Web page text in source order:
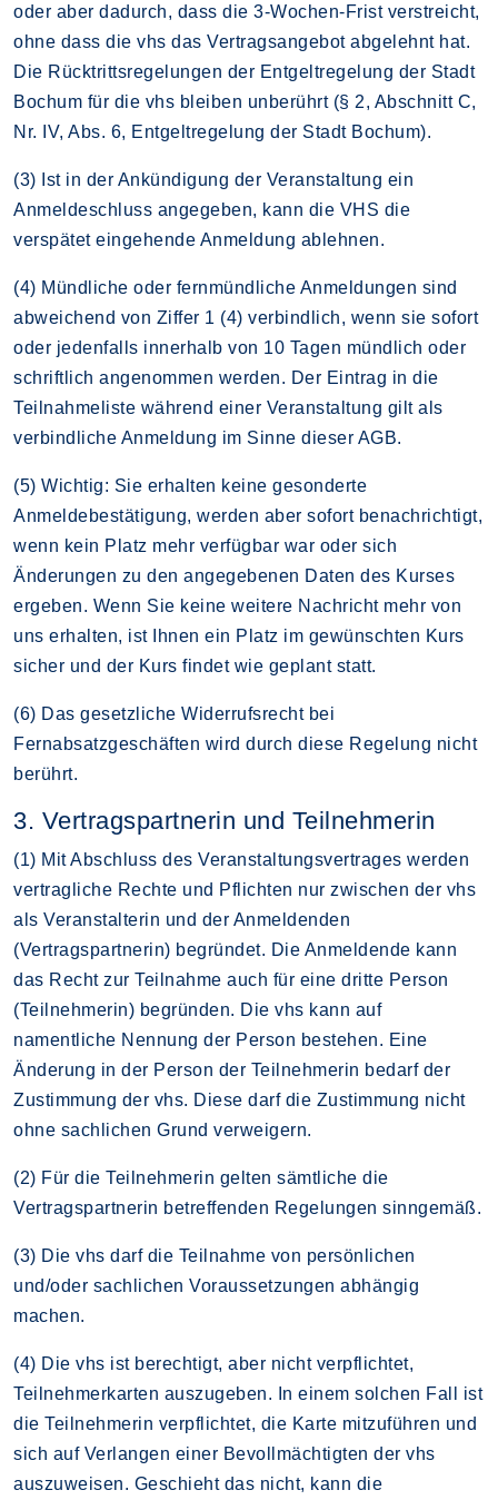
oder aber dadurch, dass die 3-Wochen-Frist verstreicht,
ohne dass die vhs das Vertragsangebot abgelehnt hat.
Die Rücktrittsregelungen der Entgeltregelung der Stadt
Bochum für die vhs bleiben unberührt (§ 2, Abschnitt C,
Nr. IV, Abs. 6, Entgeltregelung der Stadt Bochum).
(3) Ist in der Ankündigung der Veranstaltung ein
Anmeldeschluss angegeben, kann die VHS die
verspätet eingehende Anmeldung ablehnen.
(4) Mündliche oder fernmündliche Anmeldungen sind
abweichend von Ziffer 1 (4) verbindlich, wenn sie sofort
oder jedenfalls innerhalb von 10 Tagen mündlich oder
schriftlich angenommen werden. Der Eintrag in die
Teilnahmeliste während einer Veranstaltung gilt als
verbindliche Anmeldung im Sinne dieser AGB.
(5) Wichtig: Sie erhalten keine gesonderte
Anmeldebestätigung, werden aber sofort benachrichtigt,
wenn kein Platz mehr verfügbar war oder sich
Änderungen zu den angegebenen Daten des Kurses
ergeben. Wenn Sie keine weitere Nachricht mehr von
uns erhalten, ist Ihnen ein Platz im gewünschten Kurs
sicher und der Kurs findet wie geplant statt.
(6) Das gesetzliche Widerrufsrecht bei
Fernabsatzgeschäften wird durch diese Regelung nicht
berührt.
3. Vertragspartnerin und Teilnehmerin
(1) Mit Abschluss des Veranstaltungsvertrages werden
vertragliche Rechte und Pflichten nur zwischen der vhs
als Veranstalterin und der Anmeldenden
(Vertragspartnerin) begründet. Die Anmeldende kann
das Recht zur Teilnahme auch für eine dritte Person
(Teilnehmerin) begründen. Die vhs kann auf
namentliche Nennung der Person bestehen. Eine
Änderung in der Person der Teilnehmerin bedarf der
Zustimmung der vhs. Diese darf die Zustimmung nicht
ohne sachlichen Grund verweigern.
(2) Für die Teilnehmerin gelten sämtliche die
Vertragspartnerin betreffenden Regelungen sinngemäß.
(3) Die vhs darf die Teilnahme von persönlichen
und/oder sachlichen Voraussetzungen abhängig
machen.
(4) Die vhs ist berechtigt, aber nicht verpflichtet,
Teilnehmerkarten auszugeben. In einem solchen Fall ist
die Teilnehmerin verpflichtet, die Karte mitzuführen und
sich auf Verlangen einer Bevollmächtigten der vhs
auszuweisen. Geschieht das nicht, kann die